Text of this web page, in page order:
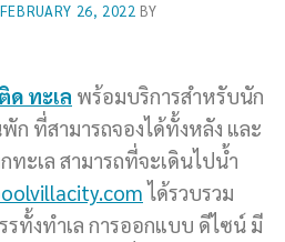
FEBRUARY 26, 2022 BY
ด ทะเล พร้อมบริการสำหรับนัก
ก ที่สามารถจองได้ทั้งหลัง และ
ะเล สามารถที่จะเดินไปน้ำ
ได้รวบรวม
ทั้งทำเล การออกแบบ ดีไซน์ มี